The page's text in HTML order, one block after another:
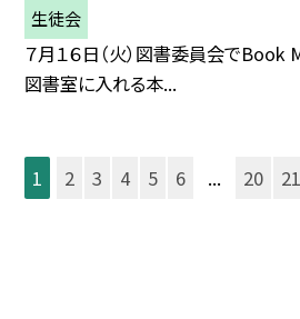
生徒会
７月１６日（火）図書委員会でBook
図書室に入れる本...
1 2 3 4 5 6 ... 20 21